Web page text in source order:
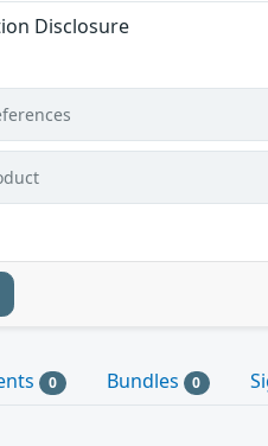
Disclosure
0 Bundles 0